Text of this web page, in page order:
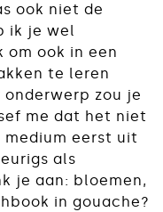
ook niet de
ik je wel
ook in een
te leren
zou je
me dat het niet
medium eerst uit
als
je aan: bloemen,
in gouache?